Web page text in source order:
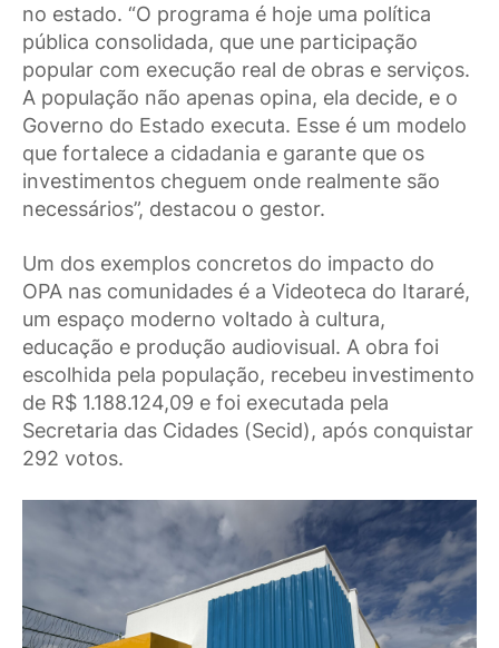
no estado. “O programa é hoje uma política
pública consolidada, que une participação
popular com execução real de obras e serviços.
A população não apenas opina, ela decide, e o
Governo do Estado executa. Esse é um modelo
que fortalece a cidadania e garante que os
investimentos cheguem onde realmente são
necessários”, destacou o gestor.
Um dos exemplos concretos do impacto do
OPA nas comunidades é a Videoteca do Itararé,
um espaço moderno voltado à cultura,
educação e produção audiovisual. A obra foi
escolhida pela população, recebeu investimento
de R$ 1.188.124,09 e foi executada pela
Secretaria das Cidades (Secid), após conquistar
292 votos.